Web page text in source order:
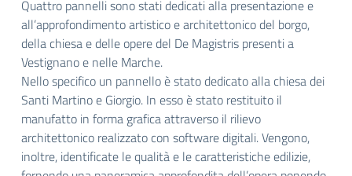
Quattro pannelli sono stati dedicati alla presentazione e
all’approfondimento artistico e architettonico del borgo,
della chiesa e delle opere del De Magistris presenti a
Vestignano e nelle Marche.
Nello specifico un pannello è stato dedicato alla chiesa dei
Santi Martino e Giorgio. In esso è stato restituito il
manufatto in forma grafica attraverso il rilievo
architettonico realizzato con software digitali. Vengono,
inoltre, identificate le qualità e le caratteristiche edilizie,